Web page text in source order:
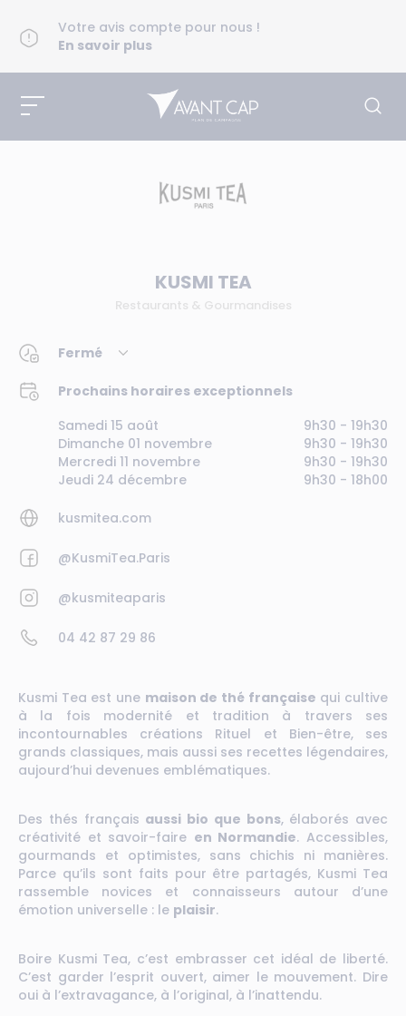
Votre avis compte pour nous !
En savoir plus
KUSMI TEA
Restaurants & Gourmandises
Fermé
Prochains horaires exceptionnels
Samedi 15 août
9h30 - 19h30
Dimanche 01 novembre
9h30 - 19h30
Mercredi 11 novembre
9h30 - 19h30
Jeudi 24 décembre
9h30 - 18h00
kusmitea.com
@KusmiTea.Paris
@kusmiteaparis
04 42 87 29 86
Kusmi Tea est une maison de thé française qui cultive
à la fois modernité et tradition à travers ses
incontournables créations Rituel et Bien-être, ses
grands classiques, mais aussi ses recettes légendaires,
aujourd’hui devenues emblématiques.
Des thés français aussi bio que bons, élaborés avec
créativité et savoir-faire en Normandie. Accessibles,
gourmands et optimistes, sans chichis ni manières.
Parce qu’ils sont faits pour être partagés, Kusmi Tea
rassemble novices et connaisseurs autour d’une
émotion universelle : le plaisir.
Boire Kusmi Tea, c’est embrasser cet idéal de liberté.
C’est garder l’esprit ouvert, aimer le mouvement. Dire
oui à l’extravagance, à l’original, à l’inattendu.